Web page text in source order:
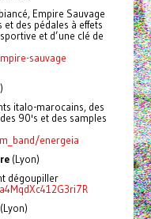
Empire Sauvage
des pédales à effets
et d’une clé de
sauvage
italo-marocains, des
90's et des samples
energeia
(Lyon)
dégoupiller